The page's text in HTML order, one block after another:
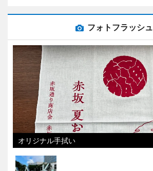
フォトフラッシュ
オリジナル手拭い